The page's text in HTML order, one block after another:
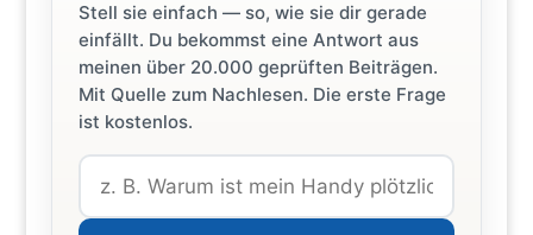
Stell sie einfach — so, wie sie dir gerade
einfällt. Du bekommst eine Antwort aus
meinen über 20.000 geprüften Beiträgen.
Mit Quelle zum Nachlesen. Die erste Frage
ist kostenlos.